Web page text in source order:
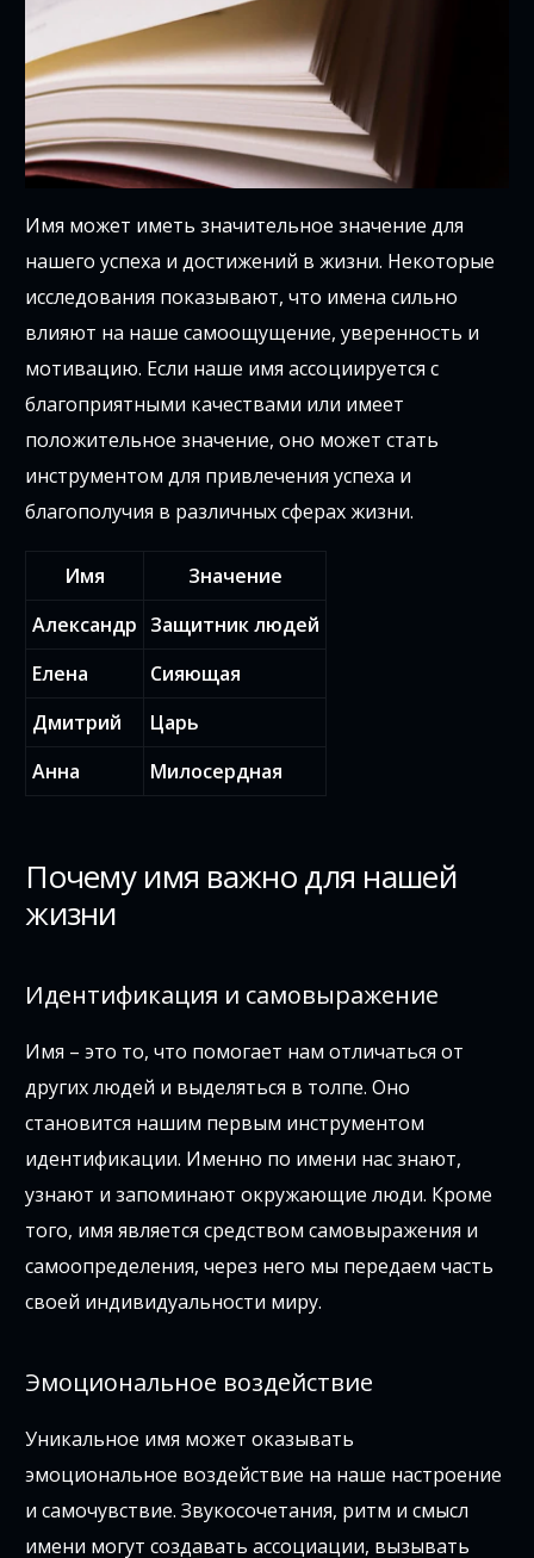
Имя может иметь значительное значение для
нашего успеха и достижений в жизни. Некоторые
исследования показывают, что имена сильно
влияют на наше самоощущение, уверенность и
мотивацию. Если наше имя ассоциируется с
благоприятными качествами или имеет
положительное значение, оно может стать
инструментом для привлечения успеха и
благополучия в различных сферах жизни.
Имя
Значение
Александр Защитник людей
Елена
Сияющая
Дмитрий
Царь
Анна
Милосердная
Почему имя важно для нашей
жизни
Идентификация и самовыражение
Имя – это то, что помогает нам отличаться от
других людей и выделяться в толпе. Оно
становится нашим первым инструментом
идентификации. Именно по имени нас знают,
узнают и запоминают окружающие люди. Кроме
того, имя является средством самовыражения и
самоопределения, через него мы передаем часть
своей индивидуальности миру.
Эмоциональное воздействие
Уникальное имя может оказывать
эмоциональное воздействие на наше настроение
и самочувствие. Звукосочетания, ритм и смысл
имени могут создавать ассоциации, вызывать